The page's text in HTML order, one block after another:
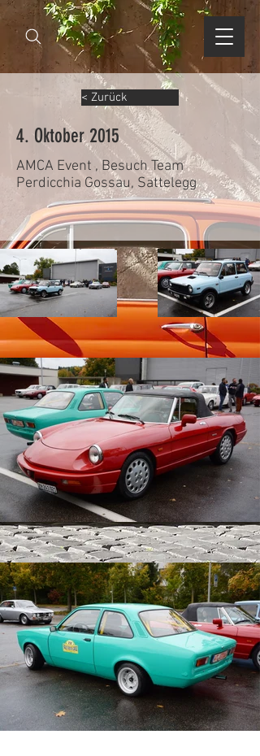
< Zurück
4. Oktober 2015
AMCA Event , Besuch Team
Perdicchia Gossau, Sattelegg